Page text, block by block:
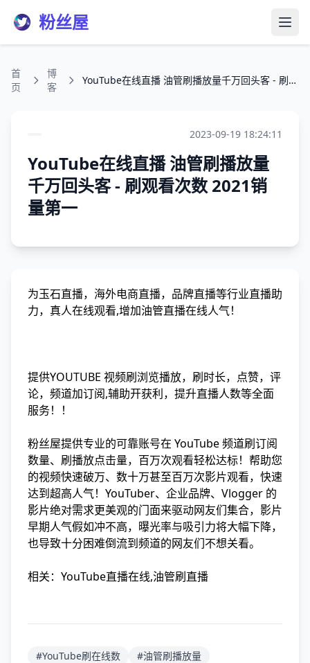
粉丝屋 打开
首
页
博
客
YouTube在线直播 油管刷播放量千万回头客 - 刷观看次数 2021销量第一
2023-09-19 18:24:11
YouTube在线直播 油管刷播放量
千万回头客 - 刷观看次数 2021销
量第一
为玉石直播，海外电商直播，品牌直播等行业直播助
力，真人在线观看,增加油管直播在线人气！
提供YOUTUBE 视频刷浏览播放，刷时长，点赞，评
论，频道加订阅,辅助开获利，提升直播人数等全面
服务！！
粉丝屋提供专业的可靠账号在 YouTube 频道刷订阅
数量、刷播放点击量，百万次观看轻松达标！帮助您
的视频快速破万、数十万甚至百万次影片观看，快速
达到超高人气！YouTuber、企业品牌、Vlogger 的
影片绝对需求更美观的门面来驱动网友们集合，影片
早期人气假如冲不高，曝光率与吸引力将大幅下降，
也导致十分困难倒流到频道的网友们不想关看。
相关：YouTube直播在线,油管刷直播
#YouTube刷在线数 #油管刷播放量